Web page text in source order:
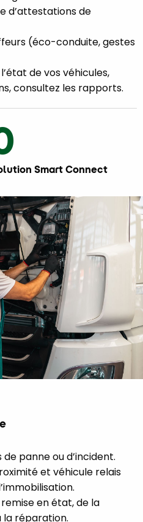
d’attestations de
(éco-conduite, gestes
de vos véhicules,
consultez les rapports.
Smart Connect
panne ou d’incident.
et véhicule relais
en état, de la
la réparation.